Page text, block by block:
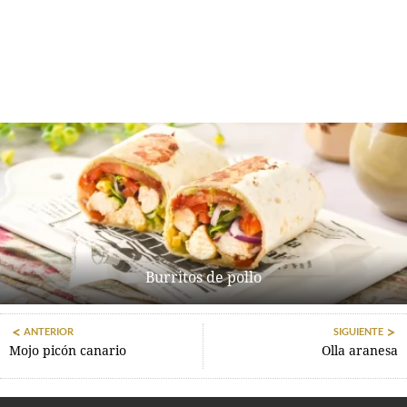
Burritos de pollo
ANTERIOR
Mojo picón canario
SIGUIENTE
Olla aranesa